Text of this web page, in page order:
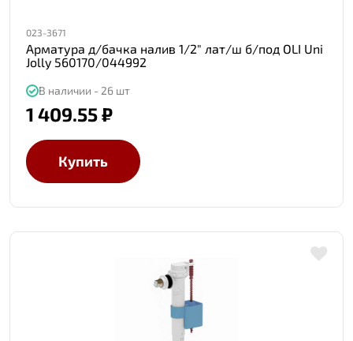
023-3671
Арматура д/бачка налив 1/2" лат/ш б/под OLI Uni
Jolly 560170/044992
В наличии - 26 шт
1 409.55 ₽
Купить